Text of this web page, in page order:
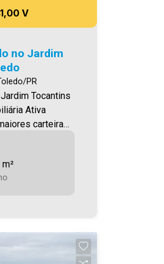
V
no Jardim
PR
Tocantins
carteiras
tanto na
uma visita!
erro de
bem como